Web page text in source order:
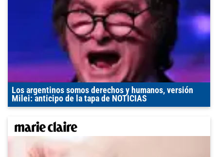
Los argentinos somos derechos y humanos, versión
Milei: anticipo de la tapa de NOTICIAS